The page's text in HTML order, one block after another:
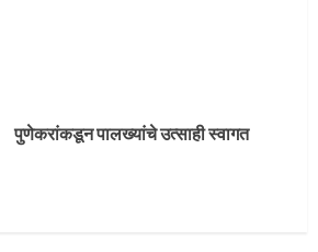
पुणेकरांकडून पालख्यांचे उत्साही स्वागत